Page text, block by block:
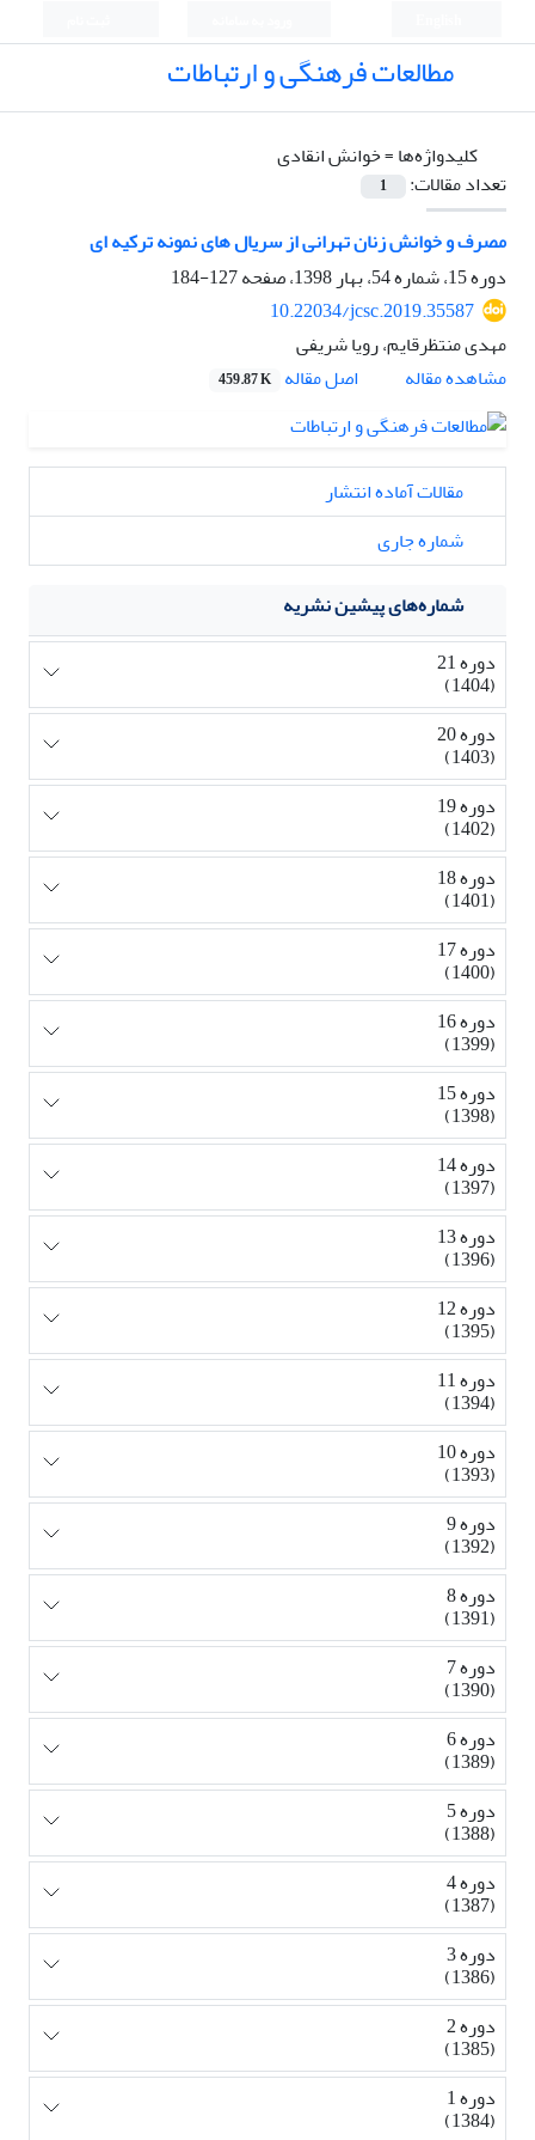
مطالعات فرهنگی و ارتباطات
کلیدواژه‌ها =خوانش انقادی
تعداد مقالات:
1
مصرف و خوانش زنان تهرانی از سریال های نمونه ترکیه ای
دوره 15، شماره 54، بهار 1398، صفحه
127-184
10.22034/jcsc.2019.35587
مهدی منتظرقایم، رویا شریفی
مشاهده مقاله
اصل مقاله 459.87 K
مقالات آماده انتشار
شماره جاری
شماره‌های پیشین نشریه
دوره 21
(1404)
دوره 20
(1403)
دوره 19
(1402)
دوره 18
(1401)
دوره 17
(1400)
دوره 16
(1399)
دوره 15
(1398)
دوره 14
(1397)
دوره 13
(1396)
دوره 12
(1395)
دوره 11
(1394)
دوره 10
(1393)
دوره 9
(1392)
دوره 8
(1391)
دوره 7
(1390)
دوره 6
(1389)
دوره 5
(1388)
دوره 4
(1387)
دوره 3
(1386)
دوره 2
(1385)
دوره 1
(1384)